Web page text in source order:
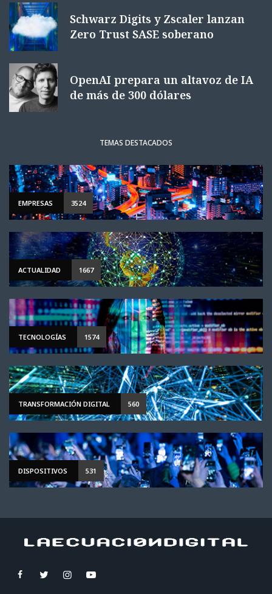
Schwarz Digits y Zscaler lanzan
Zero Trust SASE soberano
OpenAI prepara un altavoz de IA
de más de 300 dólares
TEMAS DESTACADOS
EMPRESAS 3524
ACTUALIDAD 1667
TECNOLOGÍAS 1574
TRANSFORMACIÓN DIGITAL 560
DISPOSITIVOS 531